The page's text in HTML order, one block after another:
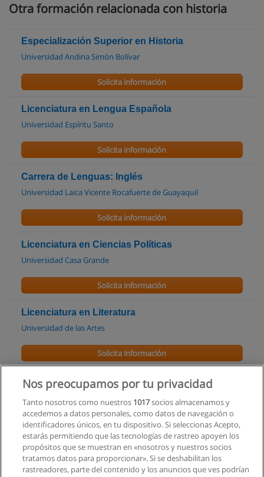
Otra formación relacionada con historia
Especialización Superior en Historia
Universidad Andina Simón Bolívar
Solicita información
Licenciatura en Lengua Española
Universidad Espíritu Santo
Solicita información
Carrera de Lenguas: Inglés
Universidad Laica Vicente Rocafuerte de Guayaquil
Solicita información
Licenciatura en Ciencias Políticas
Universidad Casa Grande
Solicita información
Licenciatura en Literatura
Universidad de las Artes
Solicita información
Maestría en Estudios de la Cultura con Mención
en Intercultularidad
Universidad del Azuay
Solicita información
Maestria en Bibliotecología
Nos preocupamos por tu privacidad
Tanto nosotros como nuestros 1017socios almacenamos y
accedemos a datos personales, como datos de navegación o
identificadores únicos, en tu dispositivo. Si seleccionas Acepto,
estarás permitiendo que las tecnologías de rastreo apoyen los
propósitos que se muestran en «nosotros y nuestros socios
tratamos datos para proporcionar». Si se deshabilitan los
rastreadores, parte del contenido y los anuncios que ves podrían